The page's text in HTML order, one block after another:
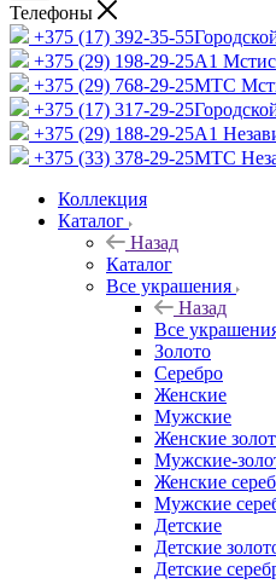
Телефоны
+375 (17) 392-35-55
+375 (29) 198-29-25A1
+375 (29) 768-29-25МТС
+375 (17) 317-29-25
+375 (29) 188-29-25A1
+375 (33) 378-29-25МТС
Коллекция
Каталог
Назад
Каталог
Все украшения
Назад
Все
Золото
Серебро
Женские
Мужские
Женские
Мужские-
Женские
Мужские
Детские
Детские
Детские